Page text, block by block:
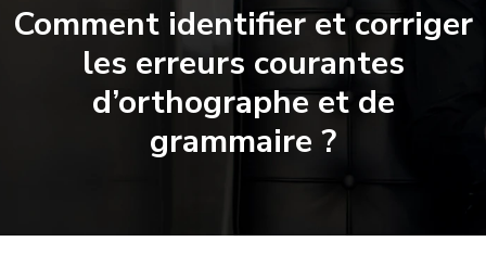
Comment identifier et corriger
les erreurs courantes
d’orthographe et de
grammaire ?